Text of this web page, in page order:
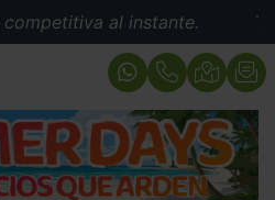
al instante. Tasación